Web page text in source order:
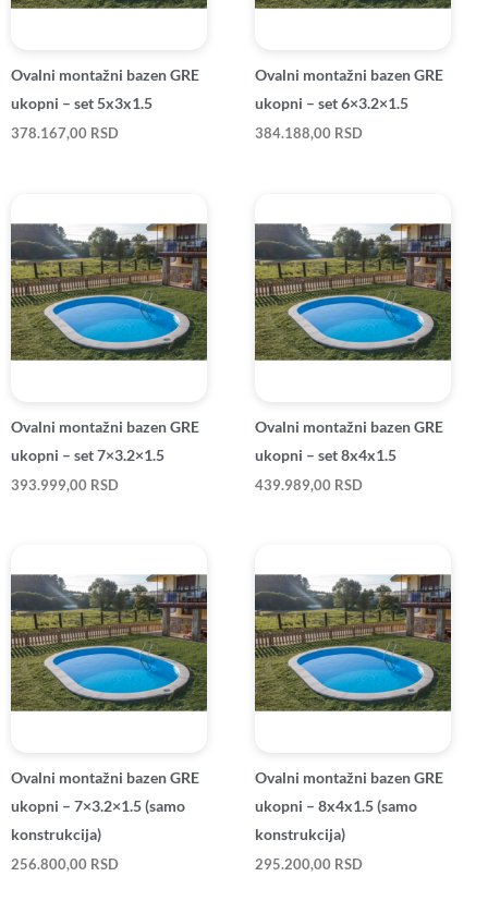
Ovalni montažni bazen GRE
ukopni – set 5x3x1.5
378.167,00 RSD
Ovalni montažni bazen GRE
ukopni – set 6×3.2×1.5
384.188,00 RSD
Ovalni montažni bazen GRE
ukopni – set 7×3.2×1.5
393.999,00 RSD
Ovalni montažni bazen GRE
ukopni – set 8x4x1.5
439.989,00 RSD
Ovalni montažni bazen GRE
ukopni – 7×3.2×1.5 (samo
konstrukcija)
256.800,00 RSD
Ovalni montažni bazen GRE
ukopni – 8x4x1.5 (samo
konstrukcija)
295.200,00 RSD